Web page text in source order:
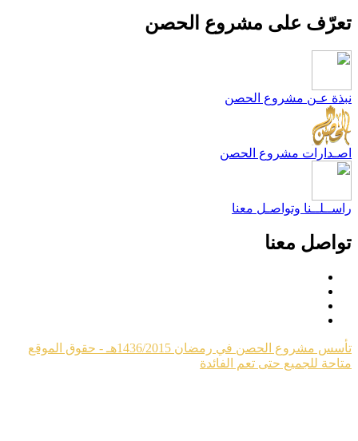
على مشروع الحصن
عـن مشروع الحصن
مشروع الحصن
وتواصـل معنا
معنا
تأسس مشروع الحصن في رمضان 1436/2015هـ - حقوق الموقع
للجميع حتى تعم الفائدة